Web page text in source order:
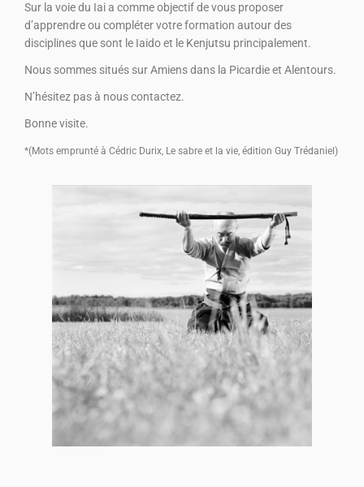
Sur la voie du Iai a comme objectif de vous proposer
d’apprendre ou compléter votre formation autour des
disciplines que sont le Iaido et le Kenjutsu principalement.
Nous sommes situés sur Amiens dans la Picardie et Alentours.
N’hésitez pas à nous contactez.
Bonne visite.
*(Mots emprunté à Cédric Durix, Le sabre et la vie, édition Guy Trédaniel)